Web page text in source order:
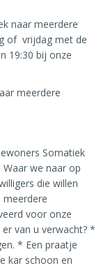
naar meerdere
of vrijdag met de
19:30 bij onze
meerdere
Somatiek
we naar op
die willen
voor onze
van u verwacht? *
* Een praatje
kar schoon en